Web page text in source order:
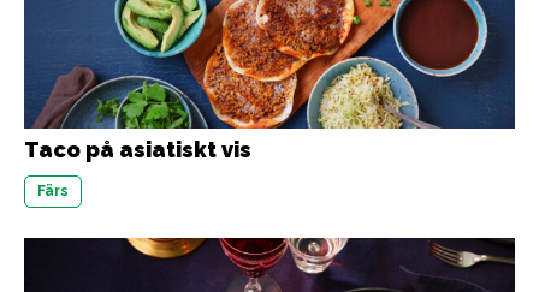
Taco på asiatiskt vis
Färs